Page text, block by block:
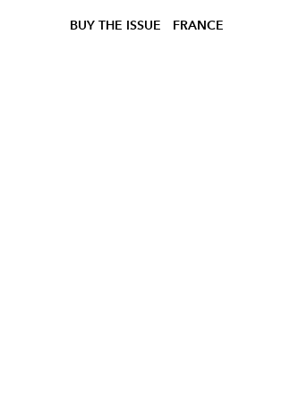
BUY THE ISSUE FRANCE